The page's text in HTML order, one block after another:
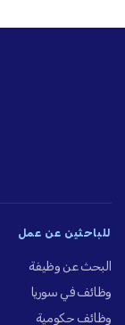
للباحثين عن عمل
البحث عن وظيفة
وظائف في سوريا
وظائف حكومية